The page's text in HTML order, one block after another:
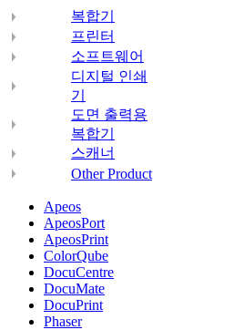
복합기
프린터
소프트웨어
디지털 인쇄
기
도면 출력용
복합기
스캐너
Other Product
Apeos
ApeosPort
ApeosPrint
ColorQube
DocuCentre
DocuMate
DocuPrint
Phaser